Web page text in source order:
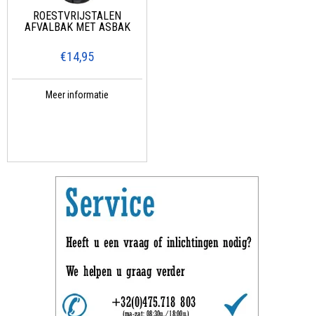
ROESTVRIJSTALEN
AFVALBAK MET ASBAK
€14,95
Meer informatie